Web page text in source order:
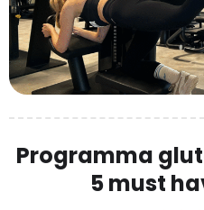
Programma
5 must